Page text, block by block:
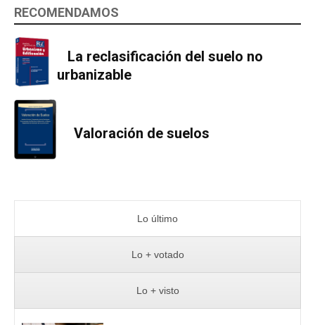
RECOMENDAMOS
La reclasificación del suelo no
urbanizable
Valoración de suelos
Lo último
Lo + votado
Lo + visto